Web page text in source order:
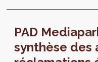
PAD
synthèse des